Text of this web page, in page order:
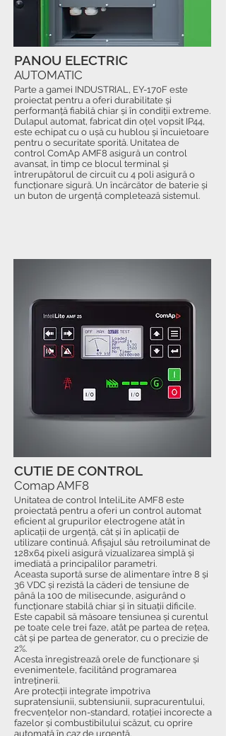
Parte a gamei INDUSTRIAL, EY-170F este
proiectat pentru a oferi durabilitate și
performanță fiabilă chiar și în condiții extreme.
Dulapul automat, fabricat din oțel vopsit IP44,
este echipat cu o ușă cu hublou și încuietoare
pentru o securitate sporită. Unitatea de
control ComAp AMF8 asigură un control
avansat, în timp ce blocul terminal și
întrerupătorul de circuit cu 4 poli asigură o
funcționare sigură. Un încărcător de baterie și
un buton de urgență completează sistemul.
PANOU ELECTRIC
AUTOMATIC
Unitatea de control InteliLite AMF8 este
proiectată pentru a oferi un control automat
eficient al grupurilor electrogene atât în
aplicații de urgență, cât și în aplicații de
utilizare continuă. Afișajul său retroiluminat de
128x64 pixeli asigură vizualizarea simplă și
imediată a principalilor parametri.
Aceasta suportă surse de alimentare între 8 și
36 VDC și rezistă la căderi de tensiune de
până la 100 de milisecunde, asigurând o
funcționare stabilă chiar și în situații dificile.
Este capabil să măsoare tensiunea și curentul
pe toate cele trei faze, atât pe partea de rețea,
cât și pe partea de generator, cu o precizie de
2%.
Acesta înregistrează orele de funcționare și
evenimentele, facilitând programarea
întreținerii.
Are protecții integrate împotriva
supratensiunii, subtensiunii, supracurentului,
frecvențelor non-standard, rotației incorecte a
fazelor și combustibilului scăzut, cu oprire
automată în caz de urgență.
CUTIE DE CONTROL
Comap AMF8